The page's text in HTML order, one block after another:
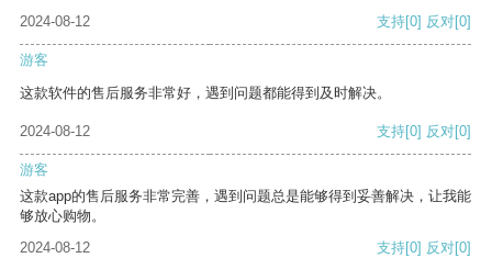
2024-08-12
支持[0] 反对[0]
游客
这款软件的售后服务非常好，遇到问题都能得到及时解决。
2024-08-12 支持[0] 反对[0]
游客
这款app的售后服务非常完善，遇到问题总是能够得到妥善解决，让我能
够放心购物。
2024-08-12
支持[0] 反对[0]